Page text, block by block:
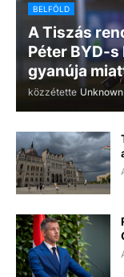
BELFÖLD
A Tiszás
Péter BYD-
gyanúja
közzétette Unknown